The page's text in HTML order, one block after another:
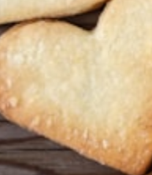
men vi lager dem
kan helt eller delvis
uten kalorier og